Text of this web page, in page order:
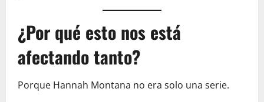
¿Por qué esto nos está
afectando tanto?
Porque Hannah Montana no era solo una serie.